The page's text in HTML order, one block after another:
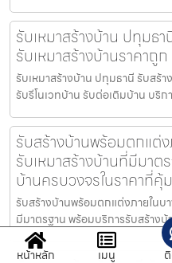
รับเหมาสร้างบ้าน ปทุมธ
รับเหมาสร้างบ้านราคาถู
รับเหมาสร้างบ้าน ปทุมธานี รับสร้า
รับรีโนเวทบ้าน รับต่อเติมบ้าน บริก
รับสร้างบ้านพร้อมตกแต่ง
รับเหมาสร้างบ้านที่มีมา
บ้านครบวงจรในราคาที่คุ้
รับสร้างบ้านพร้อมตกแต่งภายในบ
มีมาตรฐาน พร้อมบริการรับสร้าง
หน้าหลัก เมนู